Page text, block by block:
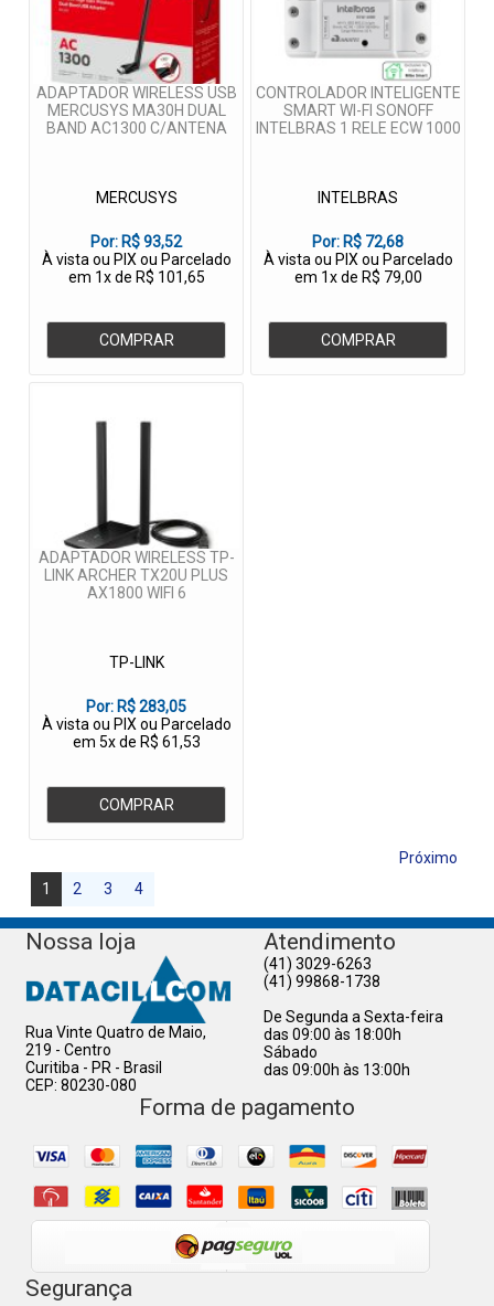
ADAPTADOR WIRELESS USB
MERCUSYS MA30H DUAL
BAND AC1300 C/ANTENA
MERCUSYS
Por: R$ 93,52
À vista ou PIX ou Parcelado
em 1x de R$ 101,65
COMPRAR
CONTROLADOR INTELIGENTE
SMART WI-FI SONOFF
INTELBRAS 1 RELE ECW 1000
INTELBRAS
Por: R$ 72,68
À vista ou PIX ou Parcelado
em 1x de R$ 79,00
COMPRAR
ADAPTADOR WIRELESS TP-
LINK ARCHER TX20U PLUS
AX1800 WIFI 6
TP-LINK
Por: R$ 283,05
À vista ou PIX ou Parcelado
em 5x de R$ 61,53
COMPRAR
Próximo
1
2 3 4
Nossa loja
Rua Vinte Quatro de Maio,
219 - Centro
Curitiba - PR - Brasil
CEP: 80230-080
Atendimento
(41) 3029-6263
(41) 99868-1738
De Segunda a Sexta-feira
das 09:00 às 18:00h
Sábado
das 09:00h às 13:00h
Forma de pagamento
Segurança